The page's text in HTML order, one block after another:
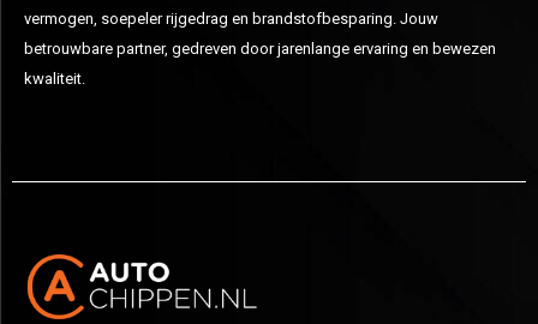
vermogen, soepeler rijgedrag en brandstofbesparing. Jouw
betrouwbare partner, gedreven door jarenlange ervaring en bewezen
kwaliteit.